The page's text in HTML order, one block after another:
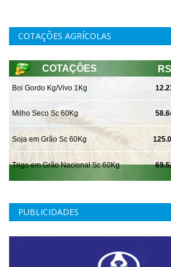
COTAÇÕES AGRÍCOLAS
PUBLICIDADES